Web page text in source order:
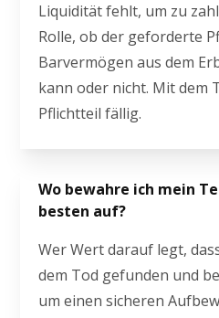
Liquidität fehlt, um zu
Rolle, ob der geforderte
Barvermögen aus dem
kann oder nicht. Mit dem
Pflichtteil fällig.
Wo bewahre ich mein
besten auf?
Wer Wert darauf legt,
dem Tod gefunden und
um einen sicheren